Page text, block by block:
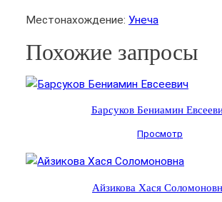
Местонахождение: Унеча
Похожие запросы
Барсуков Бениамин
Просмотр
Айзикова Хася